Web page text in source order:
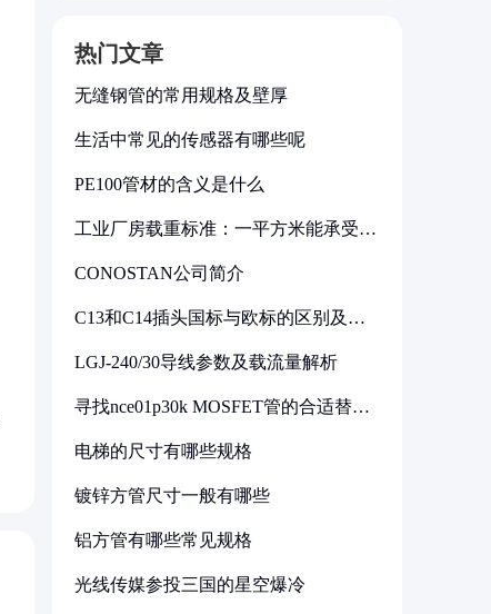
热门文章
无缝钢管的常用规格及壁厚
生活中常见的传感器有哪些呢
PE100管材的含义是什么
工业厂房载重标准：一平方米能承受多
CONOSTAN公司简介
C13和C14插头国标与欧标的区别及其
LGJ-240/30导线参数及载流量解析
寻找nce01p30k MOSFET管的合适替代
电梯的尺寸有哪些规格
镀锌方管尺寸一般有哪些
铝方管有哪些常见规格
光线传媒参投三国的星空爆冷